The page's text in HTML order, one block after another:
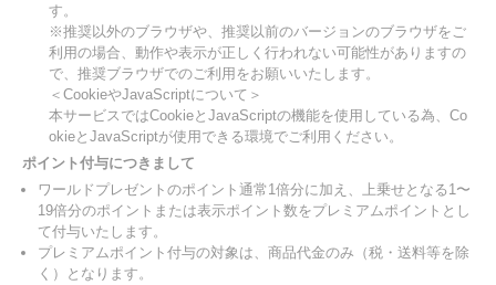
す。
※推奨以外のブラウザや、推奨以前のバージョンのブラウザをご
利用の場合、動作や表示が正しく行われない可能性がありますの
で、推奨ブラウザでのご利用をお願いいたします。
＜CookieやJavaScriptについて＞
本サービスではCookieとJavaScriptの機能を使用している為、Co
okieとJavaScriptが使用できる環境でご利用ください。
ポイント付与につきまして
ワールドプレゼントのポイント通常1倍分に加え、上乗せとなる1〜
19倍分のポイントまたは表示ポイント数をプレミアムポイントとし
て付与いたします。
プレミアムポイント付与の対象は、商品代金のみ（税・送料等を除
く）となります。